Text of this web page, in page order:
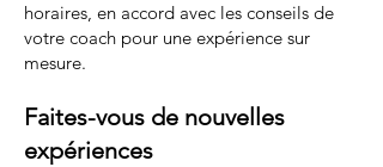
horaires, en accord avec les conseils de
votre coach pour une expérience sur
mesure.
Faites-vous de nouvelles
expériences